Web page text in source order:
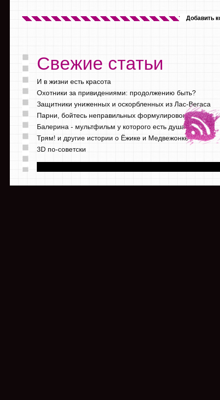
Добавить
Свежие статьи
И в жизни есть красота
Охотники за привидениями: продолжению быть?
Защитники униженных и оскорбленных из Лас-Вегаса
Парни, бойтесь неправильных формулировок
Балерина - мультфильм у которого есть душа
Трям! и другие истории о Ёжике и Медвежонке
3D по-советски